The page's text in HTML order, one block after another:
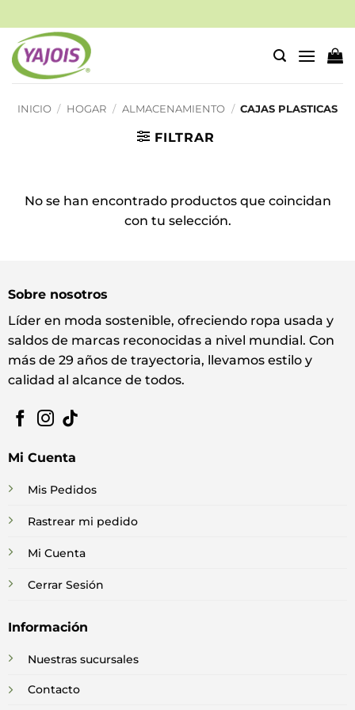
al
contenido
INICIO / HOGAR / ALMACENAMIENTO / CAJAS PLASTICAS
FILTRAR
No se han encontrado productos que coincidan
con tu selección.
Sobre nosotros
Líder en moda sostenible, ofreciendo ropa usada y
saldos de marcas reconocidas a nivel mundial. Con
más de 29 años de trayectoria, llevamos estilo y
calidad al alcance de todos.
Mi Cuenta
Mis Pedidos
Rastrear mi pedido
Mi Cuenta
Cerrar Sesión
Información
Nuestras sucursales
Contacto